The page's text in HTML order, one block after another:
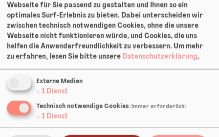
Kassiopeias Garten, 2025
Webseite für Sie passend zu gestalten und Ihnen so ein
optimales Surf-Erlebnis zu bieten. Dabei unterscheiden wir
zwischen technisch notwendigen Cookies, ohne die unsere
Webseite nicht funktionieren würde, und Cookies, die uns
helfen die Anwenderfreundlichkeit zu verbessern. Um mehr
zu erfahren, lesen Sie bitte unsere Datenschutzerklärung.
Externe Medien
↓ 1 Dienst
Technisch notwendige Cookies (immer erforderlich)
↓ 1 Dienst